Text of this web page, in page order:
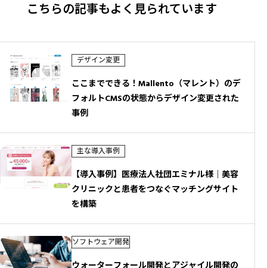
こちらの記事もよく見られています
デザイン変更
ここまでできる！Mallento（マレント）のデ
フォルトCMSの状態からデザイン変更された
事例
主な導入事例
【導入事例】医療法人社団エミナル様｜美容
クリニックと患者をつなぐマッチングサイト
を構築
ソフトウェア開発